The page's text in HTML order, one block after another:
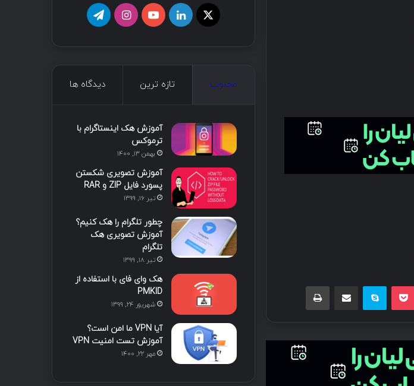
محبوب تازه ترین دیدگاه ها
آموزش هک اینستاگرام با
ترموکس
بهمن ۱۳, ۱۴۰۰
آموزش تصویری شکستن
پسورد فایل ZIP و RAR
تیر ۱۶, ۱۳۹۹
چطور تلگرام را هک کنیم؟
آموزش تصویری هک
تلگرام
تیر ۱۸, ۱۳۹۹
هک وای فای با استفاده از
PMKID
شهریور ۲۴, ۱۳۹۹
آیا VPN ما امن است؟
آموزش تست امنیت VPN
مهر ۲۲, ۱۴۰۰